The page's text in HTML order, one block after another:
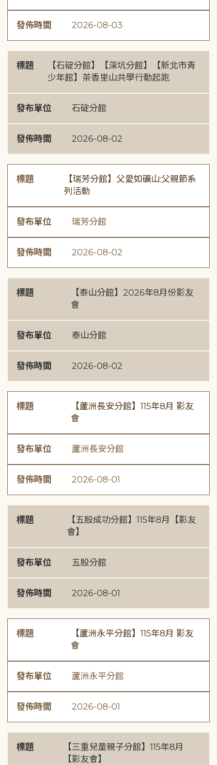
發佈時間 2026-08-03
標題
【石碇分館】【深坑分館】【新北市青
少年館】茶香里山共學行動起跑
發布單位 石碇分館
發佈時間 2026-08-02
標題
【瑞芳分館】父愛如礦山:父親節系
列活動
發布單位 瑞芳分館
發佈時間 2026-08-02
標題
【泰山分館】2026年8月份影友
會
發布單位 泰山分館
發佈時間 2026-08-02
標題
【蘆洲長安分館】115年8月 影友
會
發布單位 蘆洲長安分館
發佈時間 2026-08-01
標題
【五股成功分館】115年8月【影友
會】
發布單位 五股分館
發佈時間 2026-08-01
標題
【蘆洲永平分館】115年8月 影友
會
發布單位 蘆洲永平分館
發佈時間 2026-08-01
標題
【三重兒童親子分館】115年8月
【影友會】